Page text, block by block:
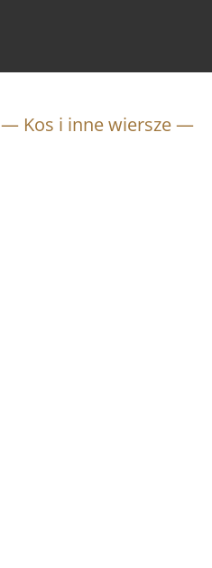
— Kos i inne wiersze —